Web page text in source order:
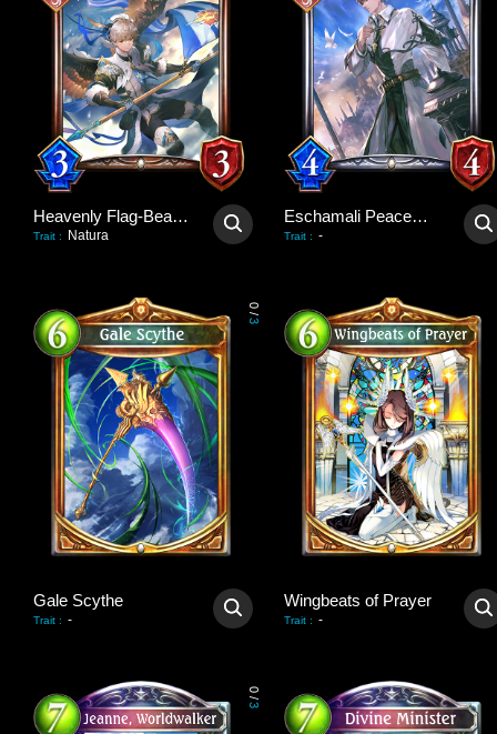
Heavenly Flag-Bearer
Trait : Natura
Eschamali Peacemaker
Trait : -
0
/
3
Gale Scythe
Trait : -
Wingbeats of Prayer
Trait : -
0
/
3